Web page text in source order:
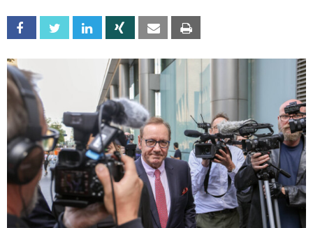
Facebook Twitter Linkedin Xing Email